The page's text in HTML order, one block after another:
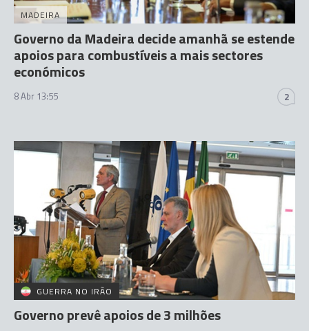
MADEIRA
Governo da Madeira decide amanhã se estende
apoios para combustíveis a mais sectores
económicos
8 Abr 13:55 2
GUERRA NO IRÃO
Governo prevê apoios de 3 milhões